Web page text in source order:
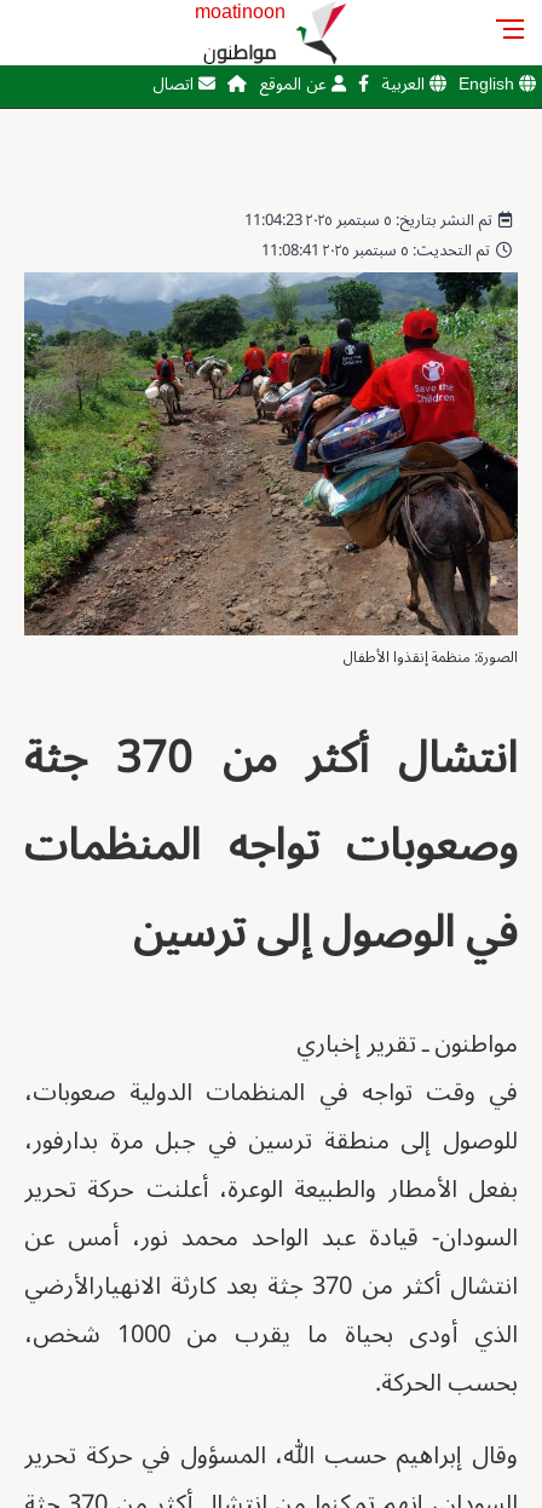
moatinoon
مواطنون
English العربية عن الموقع اتصال
تم النشر بتاريخ: ٥ سبتمبر ٢٠٢٥ 11:04:23
تم التحديث: ٥ سبتمبر ٢٠٢٥ 11:08:41
الصورة: منظمة إنقذوا الأطفال
انتشال أكثر من 370 جثة
وصعوبات تواجه المنظمات
في الوصول إلى ترسين
مواطنون ـ تقرير إخباري
في وقت تواجه في المنظمات الدولية صعوبات،
للوصول إلى منطقة ترسين في جبل مرة بدارفور،
بفعل الأمطار والطبيعة الوعرة، أعلنت حركة تحرير
السودان- قيادة عبد الواحد محمد نور، أمس عن
انتشال أكثر من 370 جثة بعد كارثة الانهيارالأرضي
الذي أودى بحياة ما يقرب من 1000 شخص،
بحسب الحركة.
وقال إبراهيم حسب الله، المسؤول في حركة تحرير